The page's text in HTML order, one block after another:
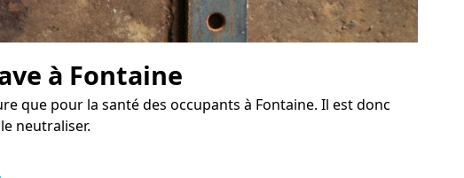
à Fontaine
que pour la santé des occupants à Fontaine. Il est donc
neutraliser.